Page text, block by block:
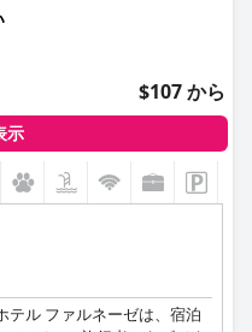
、整理されており、無料駐
数に限りがあります。地下
特に電気自動車の所有者に
り好ましい選択肢です。
家族連れに高く評価されて
と、家族向けの様々なアメ
若いゲストに対するスタッ
リーサービスや、あらゆる
食ビュッフェなどの心遣い
、その広さ、快適さ、そし
ます。エレガントな内装、
が、安らかな滞在に貢献し
が時々切れているなどの小
の清潔さと洗練さは広く評
、客室と共用エリアの両方
ます。ほこりっぽさに関す
が、全体的な印象は、手入
です。
フは、その温かさ、プロ意
ゲストは一貫して、気配り
$107 から
示
テル ファルネーゼは、宿泊